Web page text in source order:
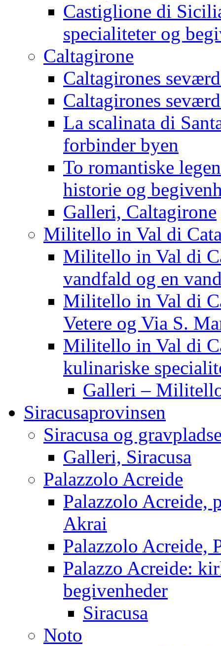
Castiglione di
specialiteter og
Caltagirone
Caltagirones
Caltagirones
La scalinata di
forbinder byen
To romantiske
historie og
Galleri, Caltagirone
Militello in Val di
Militello in Val di
vandfald og en
Militello in Val di
Vetere og Via S.
Militello in Val di
kulinariske
Galleri –
Siracusaprovinsen
Siracusa og
Galleri, Siracusa
Palazzolo Acreide
Palazzolo Acreide,
Akrai
Palazzolo Acreide,
Palazzo Acreide:
begivenheder
Siracusa
Noto